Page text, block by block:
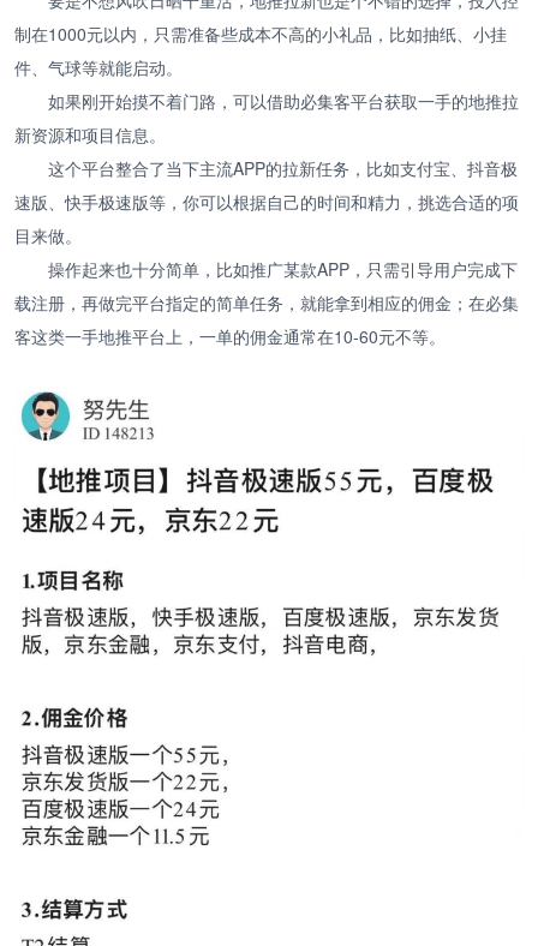
制在1000元以内，只需准备些成本不高的小礼品，比如抽纸、小挂
件、气球等就能启动。
如果刚开始摸不着门路，可以借助必集客平台获取一手的地推拉
新资源和项目信息。
这个平台整合了当下主流APP的拉新任务，比如支付宝、抖音极
速版、快手极速版等，你可以根据自己的时间和精力，挑选合适的项
目来做。
操作起来也十分简单，比如推广某款APP，只需引导用户完成下
载注册，再做完平台指定的简单任务，就能拿到相应的佣金；在必集
客这类一手地推平台上，一单的佣金通常在10-60元不等。